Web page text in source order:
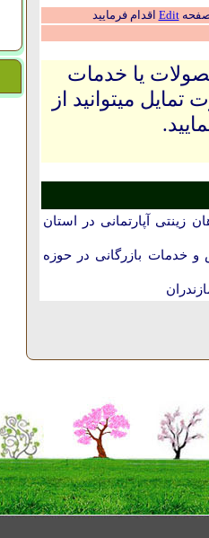
صفحهEdit اقدام فرمایید
یا خدمات
میتوانید از
زینتی آپارتمانی در استان
خدمات بازرگانی در حوزه